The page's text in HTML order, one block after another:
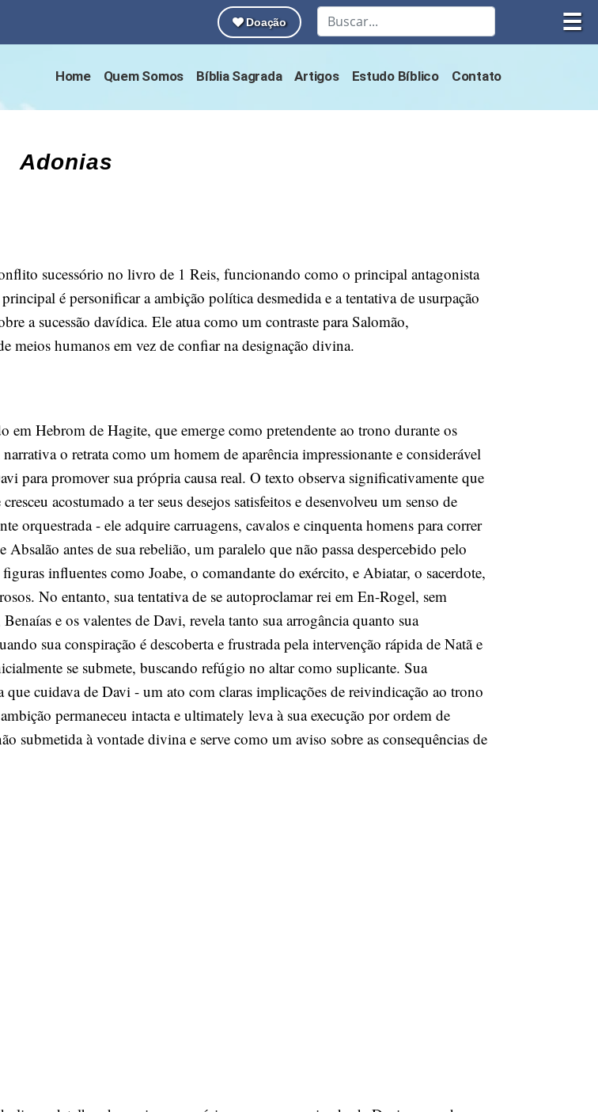
☰
Doação
Home Quem Somos Bíblia Sagrada Artigos Estudo Bíblico Contato
Adonias
sucessório no livro de 1 Reis, funcionando como o principal antagonista
é personificar a ambição política desmedida e a tentativa de usurpação
a sucessão davídica. Ele atua como um contraste para Salomão,
meios humanos em vez de confiar na designação divina.
Hebrom de Hagite, que emerge como pretendente ao trono durante os
o retrata como um homem de aparência impressionante e considerável
para promover sua própria causa real. O texto observa significativamente que
acostumado a ter seus desejos satisfeitos e desenvolveu um senso de
orquestrada - ele adquire carruagens, cavalos e cinquenta homens para correr
antes de sua rebelião, um paralelo que não passa despercebido pelo
influentes como Joabe, o comandante do exército, e Abiatar, o sacerdote,
No entanto, sua tentativa de se autoproclamar rei em En-Rogel, sem
e os valentes de Davi, revela tanto sua arrogância quanto sua
sua conspiração é descoberta e frustrada pela intervenção rápida de Natã e
se submete, buscando refúgio no altar como suplicante. Sua
que cuidava de Davi - um ato com claras implicações de reivindicação ao trono
permaneceu intacta e ultimately leva à sua execução por ordem de
submetida à vontade divina e serve como um aviso sobre as consequências de